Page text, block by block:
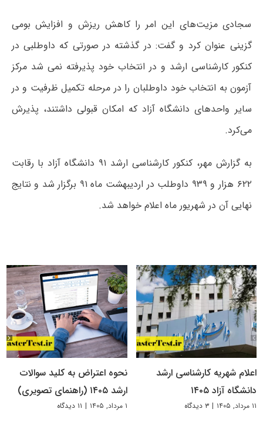
سجادی مزیت‌های این امر را کاهش ریزش و افزایش بومی
گزینی عنوان کرد و گفت: در گذشته در صورتی که داوطلبی در
کنکور کارشناسی ارشد و در انتخاب خود پذیرفته نمی شد مرکز
آزمون به انتخاب خود داوطلبان را در مرحله تکمیل ظرفیت و در
سایر واحدهای دانشگاه آزاد که امکان قبولی داشتند، پذیرش
می‌کرد.
به گزارش مهر، کنکور کارشناسی ارشد ۹۱ دانشگاه آزاد با رقابت
۶۲۲ هزار و ۹۳۹ داوطلب در اردیبهشت ماه ۹۱ برگزار شد و نتایج
نهایی آن در شهریور ماه اعلام خواهد شد.
اعلام شهریه کارشناسی ارشد
دانشگاه آزاد ۱۴۰۵
۱۱ مرداد, ۱۴۰۵ | ۳ دیدگاه
نحوه اعتراض به کلید سوالات
ارشد ۱۴۰۵ (راهنمای تصویری)
۱ مرداد, ۱۴۰۵ | ۱۱ دیدگاه